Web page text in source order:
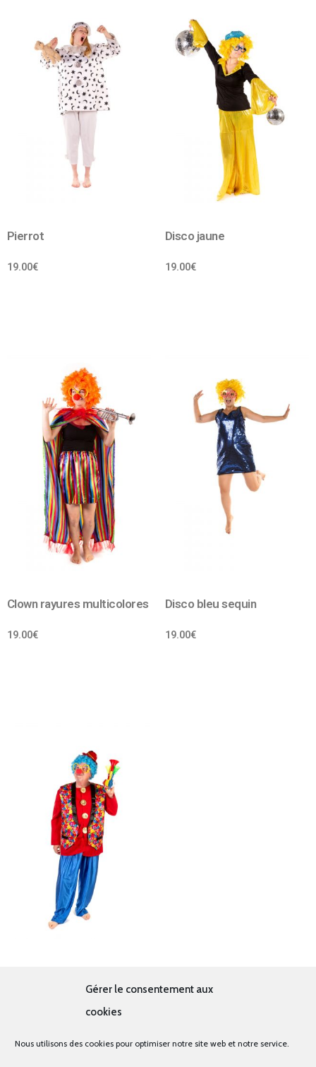
Gérer le consentement aux
cookies
Nous utilisons des cookies pour optimiser notre site web et notre service.
Pierrot
19.00€
Disco jaune
19.00€
Clown rayures multicolores
19.00€
Disco bleu sequin
19.00€